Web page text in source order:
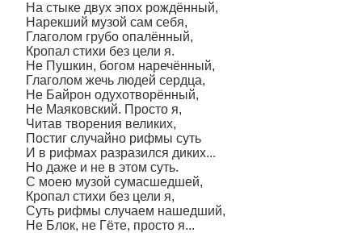
На стыке двух эпох рождённый,
Нарекший музой сам себя,
Глаголом грубо опалённый,
Кропал стихи без цели я.
Не Пушкин, богом наречённый,
Глаголом жечь людей сердца,
Не Байрон одухотворённый,
Не Маяковский. Просто я,
Читав творения великих,
Постиг случайно рифмы суть
И в рифмах разразился диких...
Но даже и не в этом суть.
С моею музой сумасшедшей,
Кропал стихи без цели я,
Суть рифмы случаем нашедший,
Не Блок, не Гёте, просто я...